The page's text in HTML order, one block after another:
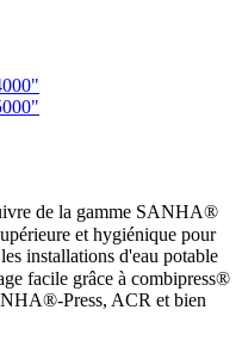
de la gamme SANHA®
et hygiénique pour
installations d'eau potable
facile grâce à combipress®
Press, ACR et bien